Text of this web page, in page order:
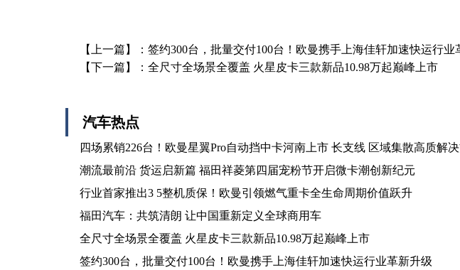
【上一篇】： 签约300台，批量交付100台！欧曼携手上海佳轩加速快运行业
【下一篇】： 全尺寸全场景全覆盖 火星皮卡三款新品10.98万起巅峰上市
汽车热点
四场累销226台！欧曼星翼Pro自动挡中卡河南上市 长支线 区域集散高质解
潮流最前沿 货运启新篇 福田祥菱第四届宠粉节开启微卡潮创新纪元
行业首家推出3 5整机质保！欧曼引领燃气重卡全生命周期价值跃升
福田汽车：共筑清朗 让中国重新定义全球商用车
全尺寸全场景全覆盖 火星皮卡三款新品10.98万起巅峰上市
签约300台，批量交付100台！欧曼携手上海佳轩加速快运行业革新升级